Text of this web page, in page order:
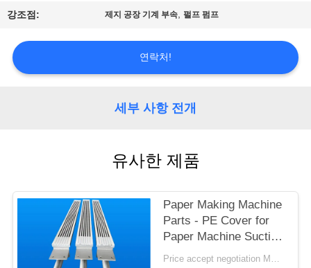
행
품
연
강조점: 제지 공장 기계 부속, 펄프 펌프
연락처!
세부 사항 전개
유사한 제품
Paper Making Machine
Parts - PE Cover for
Paper Machine Suction
Box
Price accept negotiation MOQ:1 세트